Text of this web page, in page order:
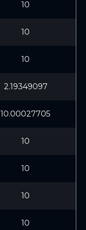
10
10
10
2.19349097
10.00027705
10
10
10
10